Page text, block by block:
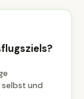
selbst und